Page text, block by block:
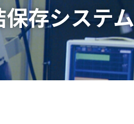
存システム